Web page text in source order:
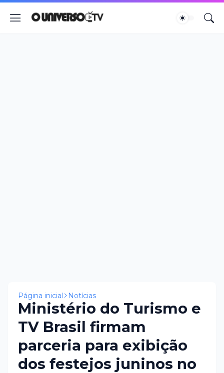
Página inicial Notícias
Ministério do Turismo e
TV Brasil firmam
parceria para exibição
dos festejos juninos no